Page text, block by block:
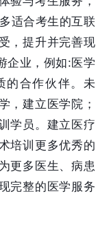
适合考生的互联
，提升并完善现
企业，例如:医学
的合作伙伴。未
，建立医学院；
学员。建立医疗
培训更多优秀的
更多医生、病患
完整的医学服务